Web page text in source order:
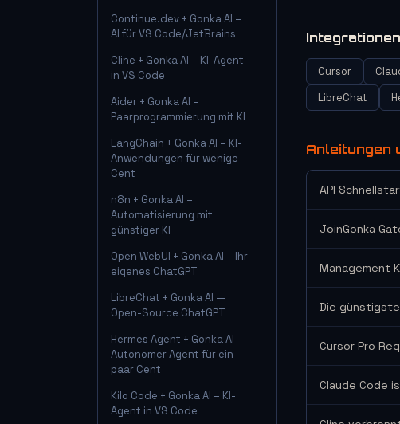
Continue.dev + Gonka AI –
AI für VS Code/JetBrains
Cline + Gonka AI – KI-Agent
in VS Code
Aider + Gonka AI –
Paarprogrammierung mit KI
LangChain + Gonka AI – KI-
Anwendungen für wenige
Cent
n8n + Gonka AI –
Automatisierung mit
günstiger KI
Open WebUI + Gonka AI – Ihr
eigenes ChatGPT
LibreChat + Gonka AI —
Open-Source ChatGPT
Hermes Agent + Gonka AI –
Autonomer Agent für ein
paar Cent
Kilo Code + Gonka AI – KI-
Agent in VS Code
Integrationen
Cursor
LibreChat
Anleitungen
API
JoinGonka
Management
Die
Cursor Pro
Claude Code